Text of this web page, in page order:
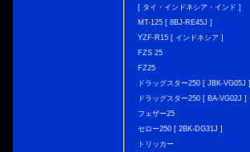
[ タイ・インドネシア・インド ]
MT-125 [ 8BJ-RE45J ]
YZF-R15 [ インドネシア ]
FZS 25
FZ25
ドラッグスター250 [ JBK-VG05J ]
ドラッグスター250 [ BA-VG02J ]
フェザー25
セロー250 [ 2BK-DG31J ]
トリッカー